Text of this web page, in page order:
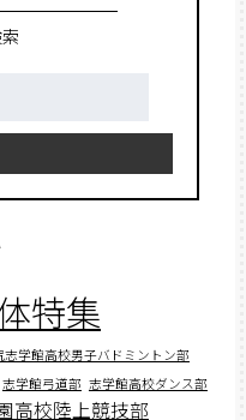
特集
志学館高校男子バドミントン部
志学館弓道部 志学館高校ダンス部
高校陸上競技部